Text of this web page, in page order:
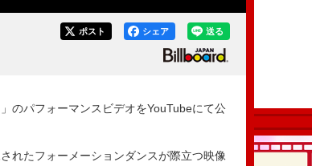
送る
シェア
ポスト
のパフォーマンスビデオをYouTubeにて公
れたフォーメーションダンスが際立つ映像